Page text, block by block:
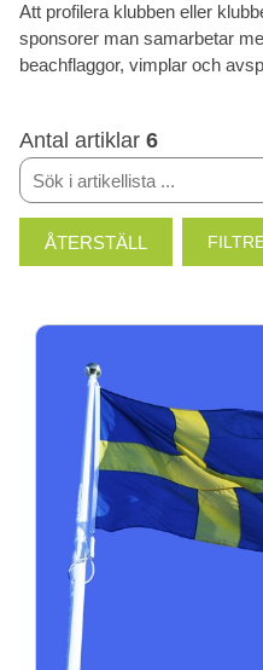
Att profilera klubben eller
sponsorer man samarbetar
beachflaggor, vimplar och
Antal artiklar 6